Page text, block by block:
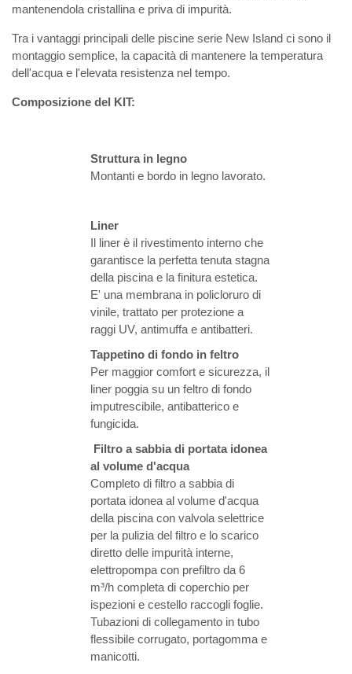
mantenendola cristallina e priva di impurità.
Tra i vantaggi principali delle piscine serie New Island ci sono il
montaggio semplice, la capacità di mantenere la temperatura
dell'acqua e l'elevata resistenza nel tempo.
Composizione del KIT:
Struttura in legno
Montanti e bordo in legno lavorato.
Liner
Il liner è il rivestimento interno che
garantisce la perfetta tenuta stagna
della piscina e la finitura estetica.
E' una membrana in policloruro di
vinile, trattato per protezione a
raggi UV, antimuffa e antibatteri.
Tappetino di fondo in feltro
Per maggior comfort e sicurezza, il
liner poggia su un feltro di fondo
imputrescibile, antibatterico e
fungicida.
Filtro a sabbia di portata idonea
al volume d'acqua
Completo di filtro a sabbia di
portata idonea al volume d'acqua
della piscina con valvola selettrice
per la pulizia del filtro e lo scarico
diretto delle impurità interne,
elettropompa con prefiltro da 6
m³/h completa di coperchio per
ispezioni e cestello raccogli foglie.
Tubazioni di collegamento in tubo
flessibile corrugato, portagomma e
manicotti.